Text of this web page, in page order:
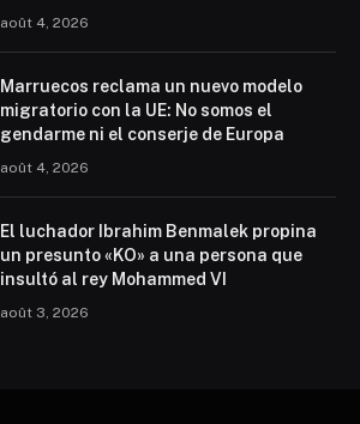
août 4, 2026
Marruecos reclama un nuevo modelo
migratorio con la UE: No somos el
gendarme ni el conserje de Europa
août 4, 2026
El luchador Ibrahim Benmalek propina
un presunto «KO» a una persona que
insultó al rey Mohammed VI
août 3, 2026